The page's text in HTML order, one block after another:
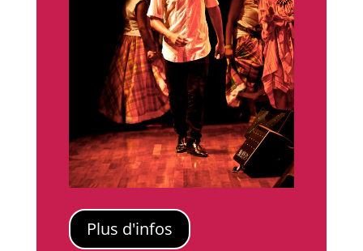
Plus d'infos